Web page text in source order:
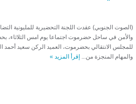
(الصوت الجنوبي) عقدت اللجنة التحضيرية للمليونية
والأمن في ساحل حضرموت اجتماعا يوم امس الثلاثاء،
للمجلس الانتقالي بحضرموت، العميد الركن سعيد أحمد
والمهام المنجزة من... إقرأ المزيد »